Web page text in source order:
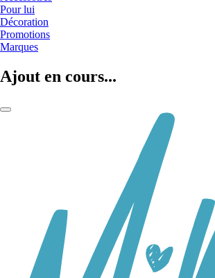
Pour lui
Décoration
Promotions
Marques
Ajout en cours...